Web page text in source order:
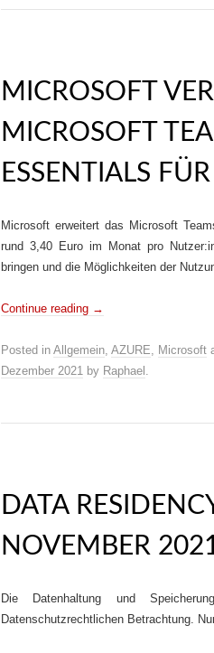
MICROSOFT
MICROSOFT
ESSENTIALS
Microsoft erweitert das Microsoft
rund 3,40 Euro im Monat pro
bringen und die Möglichkeiten der
Continue reading →
Posted in Allgemein, AZURE, Microsoft
Dezember 2021 by Raphael .
DATA
NOVEMBER
Die Datenhaltung und
Datenschutzrechtlichen Betrachtung.